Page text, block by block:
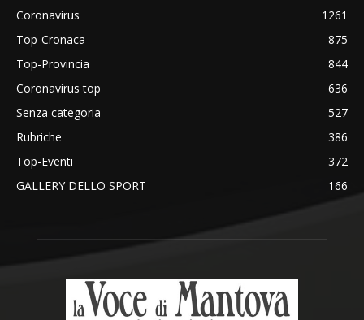
Coronavirus
1261
Top-Cronaca
875
Top-Provincia
844
Coronavirus top
636
Senza categoria
527
Rubriche
386
Top-Eventi
372
GALLERY DELLO SPORT
166